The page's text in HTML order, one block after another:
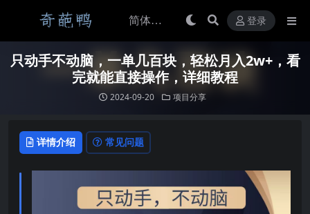
登录
只动手不动脑，一单几百块，轻松月入2w+，看
完就能直接操作，详细教程
2024-09-20 项目分享
详情介绍 常见问题